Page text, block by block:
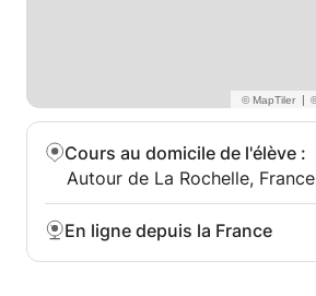
|
Cours au domicile de l'élève :
Autour de La Rochelle, France
En ligne depuis la France